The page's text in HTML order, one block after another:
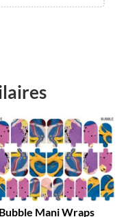
!
Bubble Mani Wraps